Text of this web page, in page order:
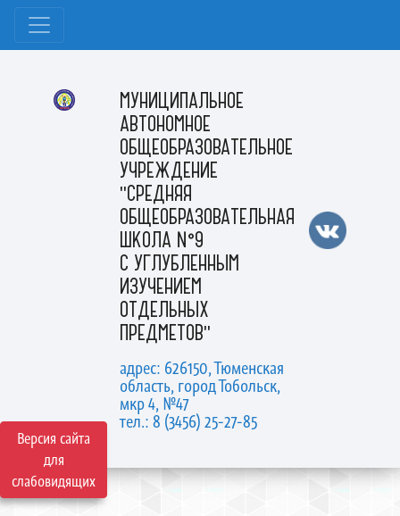
Версия сайта
для
слабовидящих
МУНИЦИПАЛЬНОЕ
АВТОНОМНОЕ
ОБЩЕОБРАЗОВАТЕЛЬНОЕ
УЧРЕЖДЕНИЕ
"СРЕДНЯЯ
ОБЩЕОБРАЗОВАТЕЛЬНАЯ
ШКОЛА №9
С УГЛУБЛЕННЫМ
ИЗУЧЕНИЕМ
ОТДЕЛЬНЫХ
ПРЕДМЕТОВ"
адрес: 626150, Тюменская
область, город Тобольск,
мкр 4, №47
тел.: 8 (3456) 25-27-85